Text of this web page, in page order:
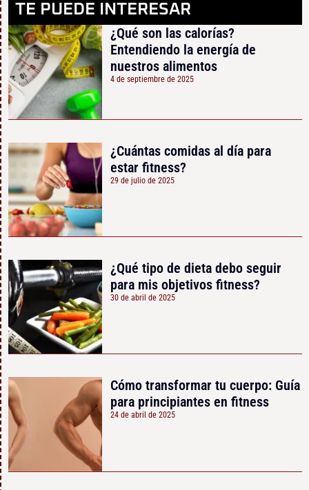
TE PUEDE INTERESAR
¿Qué son las calorías?
Entendiendo la energía de
nuestros alimentos
4 de septiembre de 2025
¿Cuántas comidas al día para
estar fitness?
29 de julio de 2025
¿Qué tipo de dieta debo seguir
para mis objetivos fitness?
30 de abril de 2025
Cómo transformar tu cuerpo: Guía
para principiantes en fitness
24 de abril de 2025